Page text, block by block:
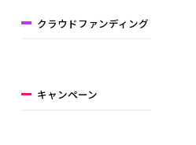
クラウドファンディング
キャンペーン